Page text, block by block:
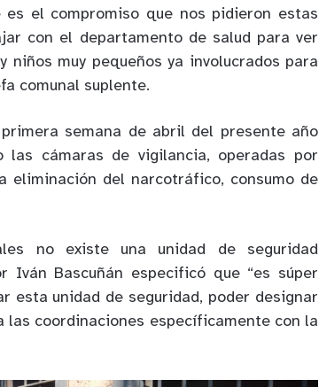
es el compromiso que nos pidieron estas
con el departamento de salud para ver
niños muy pequeños ya involucrados para
comunal suplente.
semana de abril del presente año
las cámaras de vigilancia, operadas por
eliminación del narcotráfico, consumo de
no existe una unidad de seguridad
Iván Bascuñán especificó que “es súper
esta unidad de seguridad, poder designar
las coordinaciones específicamente con la